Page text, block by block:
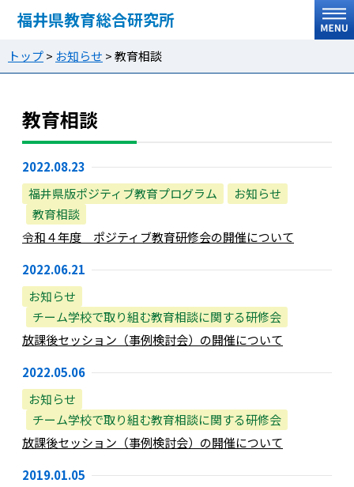
福井県教育総合研究所
トップ> お知らせ >教育相談
教育相談
2022.08.23
福井県版ポジティブ教育プログラム
お知らせ
教育相談
令和４年度 ポジティブ教育研修会の開催について
2022.06.21
お知らせ
チーム学校で取り組む教育相談に関する研修会
放課後セッション（事例検討会）の開催について
2022.05.06
お知らせ
チーム学校で取り組む教育相談に関する研修会
放課後セッション（事例検討会）の開催について
2019.01.05